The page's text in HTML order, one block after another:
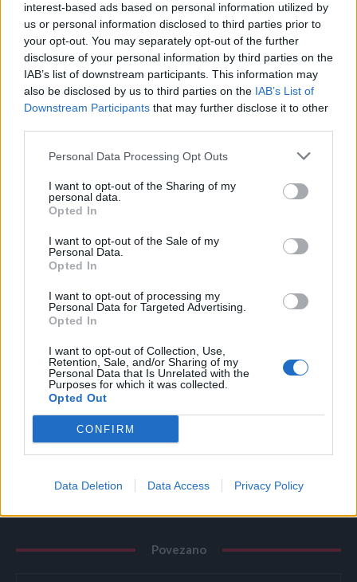
interest-based ads based on personal information utilized by
us or personal information disclosed to third parties prior to
your opt-out. You may separately opt-out of the further
disclosure of your personal information by third parties on the
IAB’s list of downstream participants. This information may
also be disclosed by us to third parties on the IAB’s List of
Downstream Participants that may further disclose it to other
Personal Data Processing Opt Outs
I want to opt-out of the Sharing of my
personal data.
Opted In
I want to opt-out of the Sale of my
Personal Data.
Opted In
I want to opt-out of processing my
Personal Data for Targeted Advertising.
Opted In
I want to opt-out of Collection, Use,
Retention, Sale, and/or Sharing of my
Personal Data that Is Unrelated with the
Purposes for which it was collected.
Opted Out
CONFIRM
Data Deletion Data Access Privacy Policy
1 šalica vode
Sok od limuna (pola limuna)
Priprema:
Zagrijte vodu, staviti sve u šalicu i uživajte!
Himalajska sol bogata je kalijem, kalcijem, sumpor, željezo,
magnezij, i druge važne elemente za naše tijelo. Ovi
minerali su vezane uz skladan način tjelesne funkcije, te se
lako apsorbira. Natrijev sadržaj himalajske soli je niska,
tako da neće biti sol koja zadržava vodu u tijelu. Himalajska
vrsta soli jača kosti, regulira količinu vode izvan i unutar
tjelesnih stanica, povećava hidrataciju, stvara ravnoteže
uravnotežuje pH razine, i sprečava grčeve mišića.
Ovaj drevni narodni lijek se koristi za mnoga stoljeća. Ljudi
koji konzumiraju toplu slanu vodu će dobiti osloboditi od
migrene u samo 10 minuta.
Izvor: http://lijekizprirode.com/zdravlje
Povezano